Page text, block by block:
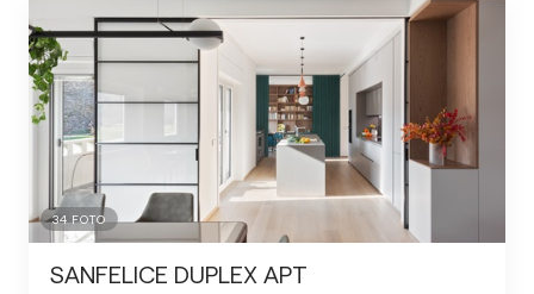
34 FOTO
SANFELICE DUPLEX APT